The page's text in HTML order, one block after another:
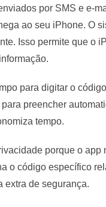
por SMS e e-
ao seu iPhone. O
Isso permite que o
para digitar o
preencher
tempo.
porque o
o código específico
extra de segurança.